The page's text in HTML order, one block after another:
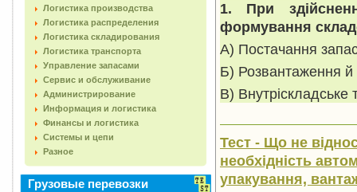
Логистика производства
Логистика распределения
Логистика складирования
Логистика транспорта
Управление запасами
Сервис и обслуживание
Администрирование
Информация и логистика
Финансы и логистика
Системы и цепи
Разное
Грузовые перевозки
1. При
формування
А) Постачання
Б) Розвантаження
В) Внутріскладське
Тест - Що не
необхідність
упакування,